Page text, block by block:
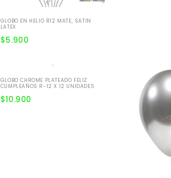
GLOBO EN HELIO R12 MATE, SATIN
LATEX
$5.900
GLOBO CHROME PLATEADO FELIZ
CUMPLEAÑOS R-12 X 12 UNIDADES
$10.900